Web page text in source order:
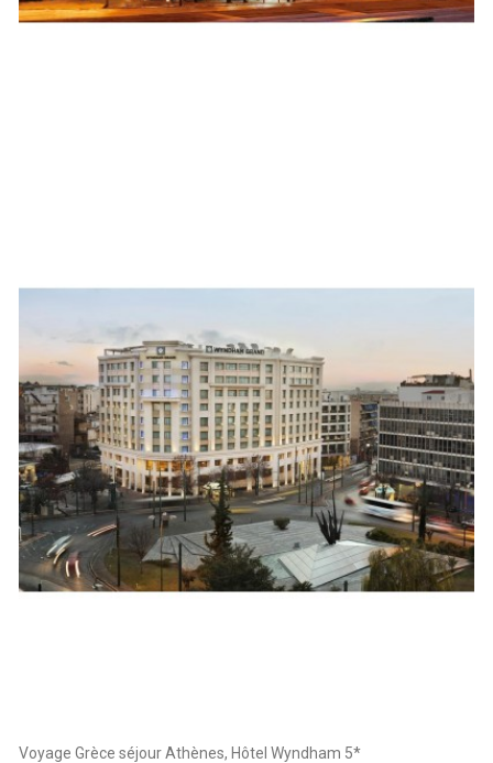
Voyage Grèce séjour Athènes, Hôtel Wyndham 5*